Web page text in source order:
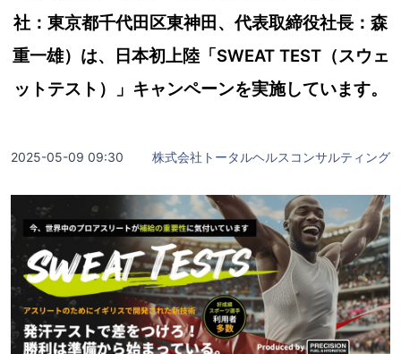
社：東京都千代田区東神田、代表取締役社長：森
重一雄）は、日本初上陸「SWEAT TEST（スウェ
ットテスト）」キャンペーンを実施しています。
2025-05-09 09:30 株式会社トータルヘルスコンサルティング